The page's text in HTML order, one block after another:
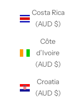
Costa Rica
(AUD $)
Côte
d’Ivoire
(AUD $)
Croatia
(AUD $)